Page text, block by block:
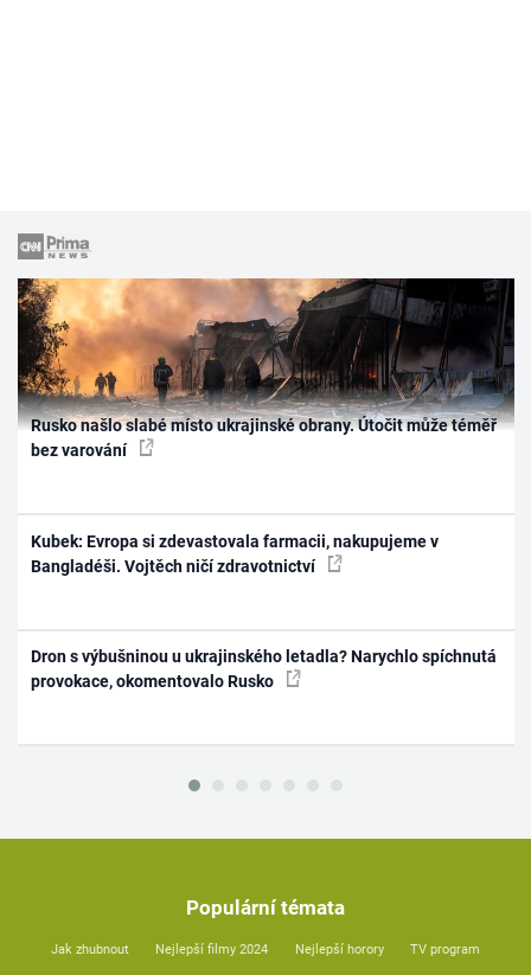
Rusko našlo slabé místo ukrajinské obrany. Útočit může téměř
bez varování
Kubek: Evropa si zdevastovala farmacii, nakupujeme v
Bangladéši. Vojtěch ničí zdravotnictví
Dron s výbušninou u ukrajinského letadla? Narychlo spíchnutá
provokace, okomentovalo Rusko
Populární témata
Jak zhubnout Nejlepší filmy 2024 Nejlepší horory TV program